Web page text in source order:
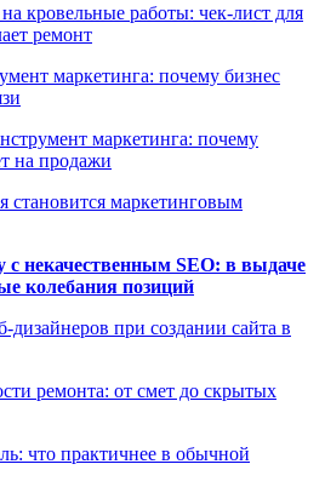
кровельные работы: чек-лист для
ремонт
маркетинга: почему бизнес
маркетинга: почему
на продажи
маркетинговым
с некачественным SEO: в выдаче
колебания позиций
при создании сайта в
ремонта: от смет до скрытых
что практичнее в обычной